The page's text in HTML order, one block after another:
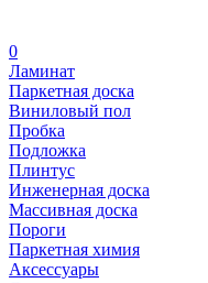
0
Ламинат
Паркетная доска
Виниловый пол
Пробка
Подложка
Плинтус
Инженерная доска
Массивная доска
Пороги
Паркетная химия
Аксессуары